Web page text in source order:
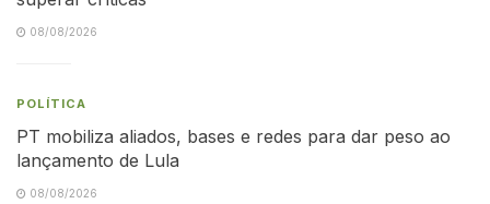
08/08/2026
POLÍTICA
PT mobiliza aliados, bases e redes para dar peso ao
lançamento de Lula
08/08/2026